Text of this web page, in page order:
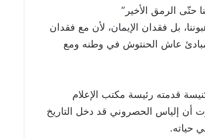
حتّى الرمق الأخير”
بل فقدان الإيمان، لأن مع فقدان
عاش الحنتوش في وطنه ومع
قدمته رئيسة مكتب الإعلام
أن إلياس الحصروني قد دخل التاريخ
حياته.